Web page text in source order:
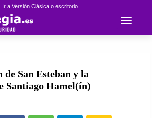
Ir a Versión Clásica o escritorio
Toggle
San Esteban y la
Santiago Hamel(ín)